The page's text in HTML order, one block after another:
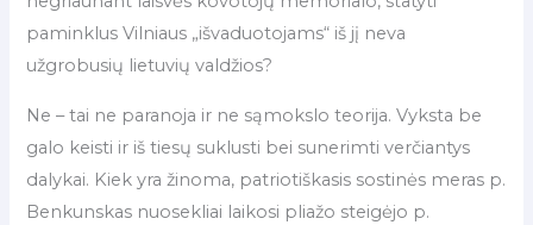
paminklus Vilniaus „išvaduotojams“ iš jį neva
užgrobusių lietuvių valdžios?
Ne – tai ne paranoja ir ne sąmokslo teorija. Vyksta be
galo keisti ir iš tiesų suklusti bei sunerimti verčiantys
dalykai. Kiek yra žinoma, patriotiškasis sostinės meras p.
Benkunskas nuosekliai laikosi pliažo steigėjo p.